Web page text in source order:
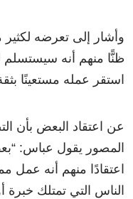
وأشار إلى تعرضه
ظنًّا منهم أنه سيستسلم
استقر عمله مستعينًا
عن اعتقاد البعض بأن
المصور يقول عباس:
اعتقادًا منهم أنه عمل
الناس التي تمتلك